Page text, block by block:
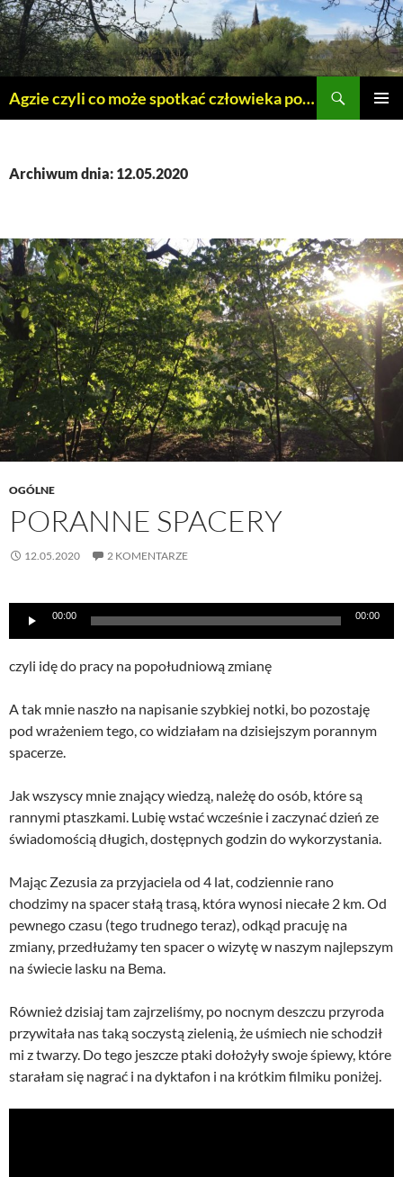
Agzie czyli co może spotkać człowieka po 45 – tce.
Archiwum dnia: 12.05.2020
OGÓLNE
PORANNE SPACERY
12.05.2020 2 KOMENTARZE
Odtwarzacz
00:00 00:00
czyli idę do pracy na popołudniową zmianę
A tak mnie naszło na napisanie szybkiej notki, bo pozostaję
pod wrażeniem tego, co widziałam na dzisiejszym porannym
spacerze.
Jak wszyscy mnie znający wiedzą, należę do osób, które są
rannymi ptaszkami. Lubię wstać wcześnie i zaczynać dzień ze
świadomością długich, dostępnych godzin do wykorzystania.
Mając Zezusia za przyjaciela od 4 lat, codziennie rano
chodzimy na spacer stałą trasą, która wynosi niecałe 2 km. Od
pewnego czasu (tego trudnego teraz), odkąd pracuję na
zmiany, przedłużamy ten spacer o wizytę w naszym najlepszym
na świecie lasku na Bema.
Również dzisiaj tam zajrzeliśmy, po nocnym deszczu przyroda
przywitała nas taką soczystą zielenią, że uśmiech nie schodził
mi z twarzy. Do tego jeszcze ptaki dołożyły swoje śpiewy, które
starałam się nagrać i na dyktafon i na krótkim filmiku poniżej.